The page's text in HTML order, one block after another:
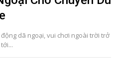
dã ngoại, vui chơi ngoài trời trở